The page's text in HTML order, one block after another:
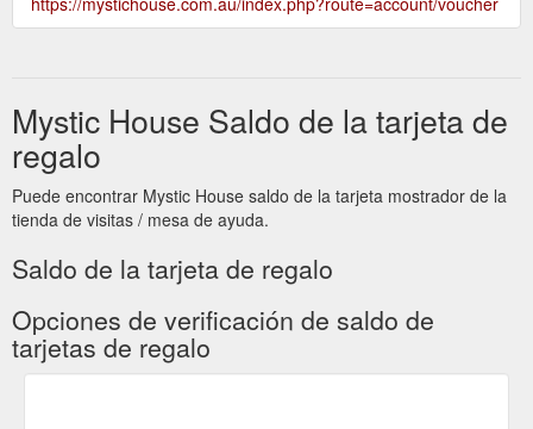
Mystic House Saldo de la tarjeta de
regalo
Puede encontrar Mystic House saldo de la tarjeta mostrador de la
tienda de visitas / mesa de ayuda.
Saldo de la tarjeta de regalo
Opciones de verificación de saldo de
tarjetas de regalo